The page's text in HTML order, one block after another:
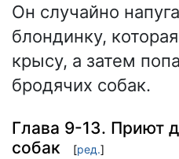
Он случайно
блондинку,
крысу, а затем
бродячих собак.
Глава 9-13. Приют
собак
[ред.]